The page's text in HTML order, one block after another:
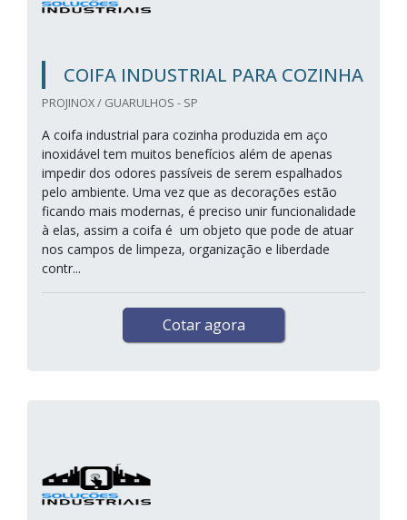
COIFA INDUSTRIAL PARA COZINHA
PROJINOX / GUARULHOS - SP
A coifa industrial para cozinha produzida em aço
inoxidável tem muitos benefícios além de apenas
impedir dos odores passíveis de serem espalhados
pelo ambiente. Uma vez que as decorações estão
ficando mais modernas, é preciso unir funcionalidade
à elas, assim a coifa é um objeto que pode de atuar
nos campos de limpeza, organização e liberdade
contr...
Cotar agora